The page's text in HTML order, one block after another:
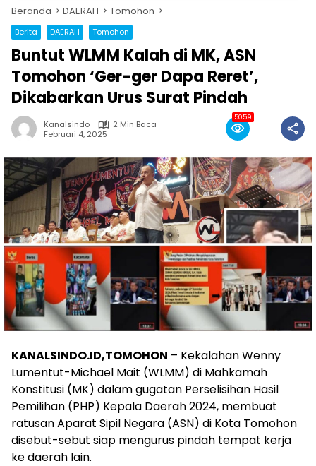
Beranda DAERAH Tomohon
Berita DAERAH Tomohon
Buntut WLMM Kalah di MK, ASN
Tomohon ‘Ger-ger Dapa Reret’,
Dikabarkan Urus Surat Pindah
Kanalsindo
2 Min Baca
Februari 4, 2025
5059
KANALSINDO.ID,TOMOHON – Kekalahan Wenny
Lumentut-Michael Mait (WLMM) di Mahkamah
Konstitusi (MK) dalam gugatan Perselisihan Hasil
Pemilihan (PHP) Kepala Daerah 2024, membuat
ratusan Aparat Sipil Negara (ASN) di Kota Tomohon
disebut-sebut siap mengurus pindah tempat kerja
ke daerah lain.